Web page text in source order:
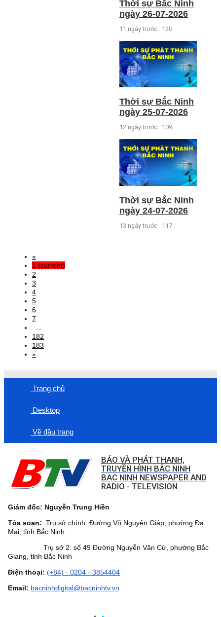
Thời sự Bắc Ninh
ngày 26-07-2026
11 ngày trước 120
Thời sự Bắc Ninh
ngày 25-07-2026
12 ngày trước 109
Thời sự Bắc Ninh
ngày 24-07-2026
13 ngày trước 117
«
1 (current)
2
3
4
5
6
7
182
183
»
Trang chủ
Desktop
Về đầu trang
BÁO VÀ PHÁT THANH,
TRUYỀN HÌNH BẮC NINH
BAC NINH NEWSPAPER AND
RADIO - TELEVISION
Giám đốc: Nguyễn Trung Hiền
Tòa soạn: Trụ sở chính: Đường Võ Nguyên Giáp, phường Đa
Mai, tỉnh Bắc Ninh.
Trụ sở 2: số 49 Đường Nguyễn Văn Cừ, phường Bắc
Giang, tỉnh Bắc Ninh
Điện thoại: (+84) - 0204 - 3854404
Email: bacninhdigital@bacninhtv.vn